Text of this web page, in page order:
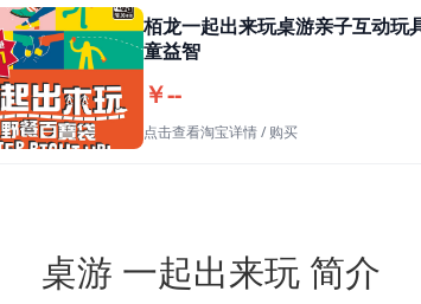
栢龙一起出来玩桌游亲子互动玩
童益智
￥--
点击查看淘宝详情 / 购买
桌游 一起出来玩 简介